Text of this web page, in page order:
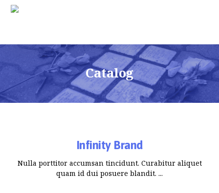
Catalog
Infinity Brand
Nulla porttitor accumsan tincidunt. Curabitur aliquet
quam id dui posuere blandit. ...